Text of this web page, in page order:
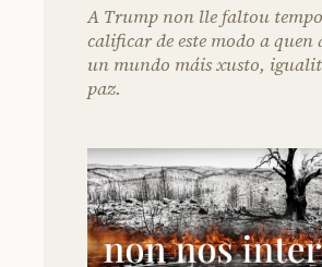
A Trump non lle faltou
calificar de este modo a quen
un mundo máis xusto,
paz.